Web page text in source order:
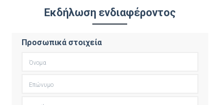
Εκδήλωση ενδιαφέροντος
Προσωπικά στοιχεία